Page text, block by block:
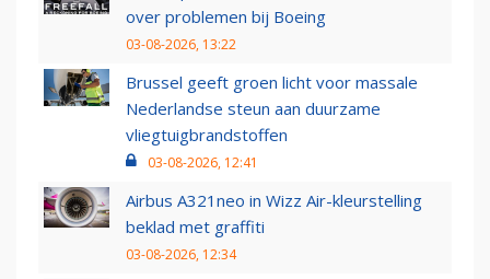
over problemen bij Boeing
03-08-2026, 13:22
Brussel geeft groen licht voor massale
Nederlandse steun aan duurzame
vliegtuigbrandstoffen
03-08-2026, 12:41
Airbus A321neo in Wizz Air-kleurstelling
beklad met graffiti
03-08-2026, 12:34